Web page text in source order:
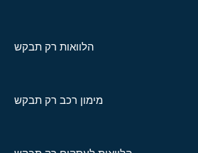
הלוואות רק תבקש
מימון רכב רק תבקש